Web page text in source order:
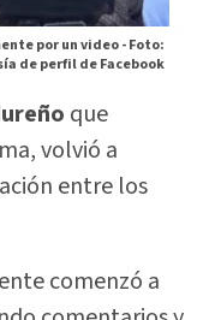
por un video -Foto:
de perfil de Facebook
que
volvió a
entre los
comenzó a